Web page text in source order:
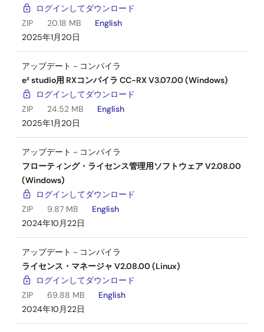
ログインしてダウンロード
ZIP
20.18 MB
English
2025年1月20日
アップデート－コンパイラ
e² studio用 RXコンパイラ CC-RX V3.07.00 (Windows)
ログインしてダウンロード
ZIP
24.52 MB
English
2025年1月20日
アップデート－コンパイラ
フローティング・ライセンス管理用ソフトウェア V2.08.00
(Windows)
ログインしてダウンロード
ZIP
9.87 MB
English
2024年10月22日
アップデート－コンパイラ
ライセンス・マネージャ V2.08.00 (Linux)
ログインしてダウンロード
ZIP
69.88 MB
English
2024年10月22日